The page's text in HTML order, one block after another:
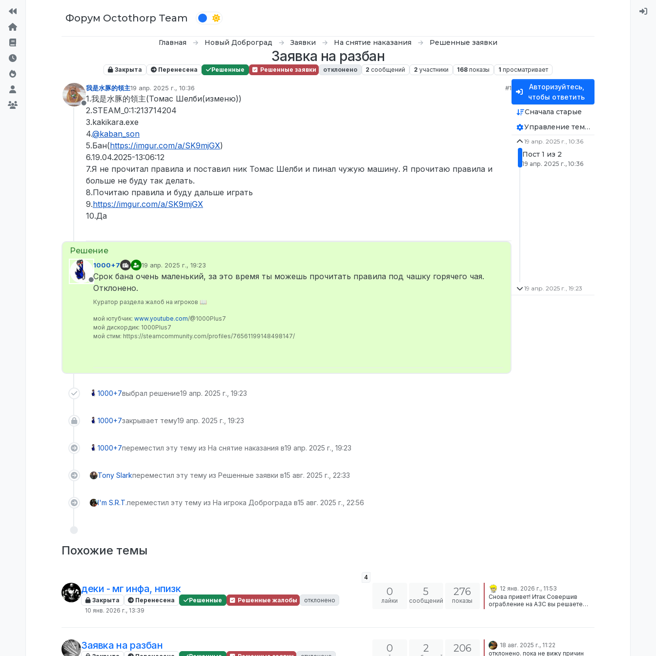
Форум Octothorp Team
Главная Новый Доброград Заявки На снятие наказания Решенные заявки
Заявка на разбан
Закрыта Перенесена Решенные Решенные заявки отклонено 2 сообщений 2 участники 168 показы 1 просматривает
Не в сети
我是水豚的領主19 апр. 2025 г., 10:36
отредактировано
#1
1.我是水豚的領主(Томас Шелби(изменю))
2.STEAM_0:1:213714204
3.kakikara.exe
4.@kaban_son
5.Бан(https://imgur.com/a/SK9mjGX)
6.19.04.2025-13:06:12
7.Я не прочитал правила и поставил ник Томас Шелби и пинал чужую машину. Я прочитаю правила и
больше не буду так делать.
8.Почитаю правила и буду дальше играть
9.https://imgur.com/a/SK9mjGX
10.Да
Не в сети
1000+7 19 апр. 2025 г., 19:23
отредактировано
Срок бана очень маленький, за это время ты можешь прочитать правила под чашку горячего чая.
Отклонено.
Куратор раздела жалоб на игроков 📖
мой ютубчик: www.youtube.com/@1000Plus7
мой дискордик: 1000Plus7
мой стим: https://steamcommunity.com/profiles/76561199148498147/
1000+7выбрал решение19 апр. 2025 г., 19:23
1000+7закрывает тему19 апр. 2025 г., 19:23
1000+7переместил эту тему из На снятие наказания в19 апр. 2025 г., 19:23
Tony Slarkпереместил эту тему из Решенные заявки в15 авг. 2025 г., 22:33
I'm S.R.T.переместил эту тему из На игрока Доброграда в15 авг. 2025 г., 22:56
Авторизуйтесь,
чтобы ответить
Сначала старые
Управление темой
19 апр. 2025 г., 10:36
Пост 1 из 2
19 апр. 2025 г., 10:36
19 апр. 2025 г., 19:23
Похожие темы
деки - мг инфа, нпизк
Закрыта Перенесена Решенные Решенные жалобы
отклонено
10 янв. 2026 г., 13:39
4
0
лайки
5
сообщений
276
показы
12 янв. 2026 г., 11:53
Снова привет! Итак Совершив
ограбление на АЗС вы решаете
видимо решаете продолжить ту,
далее после небольших
Заявка на разбан 0 2 206
18 авг. 2025 г., 11:22
отклонено. пока не вижу причин